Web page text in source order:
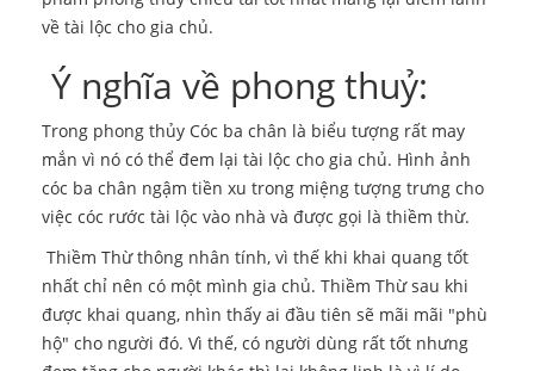
về tài lộc cho gia chủ.
Ý nghĩa về phong thuỷ:
Trong phong thủy Cóc ba chân là biểu tượng rất may
mắn vì nó có thể đem lại tài lộc cho gia chủ. Hình ảnh
cóc ba chân ngậm tiền xu trong miệng tượng trưng cho
việc cóc rước tài lộc vào nhà và được gọi là thiềm thừ.
Thiềm Thừ thông nhân tính, vì thế khi khai quang tốt
nhất chỉ nên có một mình gia chủ. Thiềm Thừ sau khi
được khai quang, nhìn thấy ai đầu tiên sẽ mãi mãi "phù
hộ" cho người đó. Vì thế, có người dùng rất tốt nhưng